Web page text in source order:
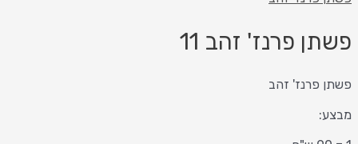
פשתן פרנז' זהב 11
פשתן פרנז' זהב
מבצע: